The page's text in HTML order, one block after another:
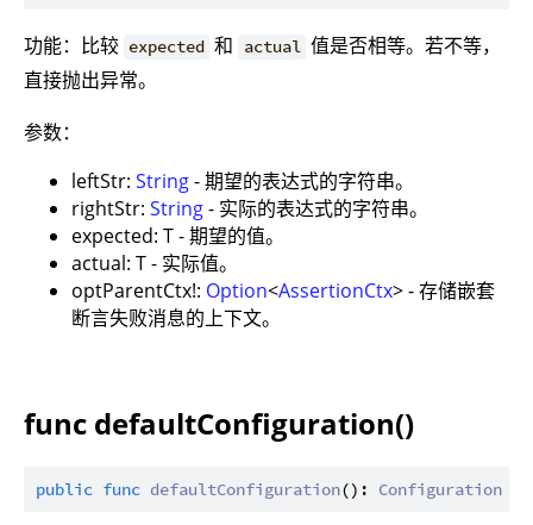
功能：比较 expected 和 actual 值是否相等。若不等，
直接抛出异常。
参数：
leftStr: String- 期望的表达式的字符串。
rightStr: String- 实际的表达式的字符串。
expected: T - 期望的值。
actual: T - 实际值。
optParentCtx!: Option<AssertionCtx> - 存储嵌套
断言失败消息的上下文。
func defaultConfiguration()
public func defaultConfiguration(): Configuration